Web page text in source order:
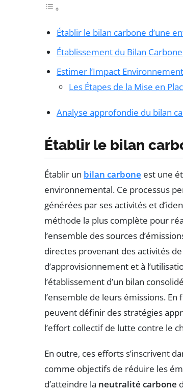
Établir le bilan carbone d’une
Établissement du Bilan
Estimer l’Impact
Les Étapes de la Mise en
Analyse approfondie du bilan
Établir le bilan
Établir un bilan carbone est une
environnemental. Ce processus
générées par ses activités et
méthode la plus complète pour
l’ensemble des sources
directes provenant des activités
d’approvisionnement et à
l’établissement d’un bilan
l’ensemble de leurs émissions.
peuvent définir des stratégies
l’effort collectif de lutte contre le
En outre, ces efforts s’inscrivent
comme objectifs de réduire les
d’atteindre la neutralité carbone